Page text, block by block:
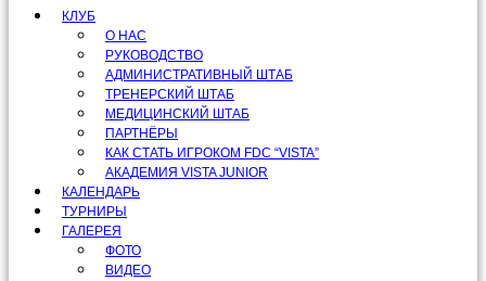
КЛУБ
О НАС
РУКОВОДСТВО
АДМИНИСТРАТИВНЫЙ ШТАБ
ТРЕНЕРСКИЙ ШТАБ
МЕДИЦИНСКИЙ ШТАБ
ПАРТНЁРЫ
КАК СТАТЬ ИГРОКОМ FDC “VISTA”
АКАДЕМИЯ VISTA JUNIOR
КАЛЕНДАРЬ
ТУРНИРЫ
ГАЛЕРЕЯ
ФОТО
ВИДЕО